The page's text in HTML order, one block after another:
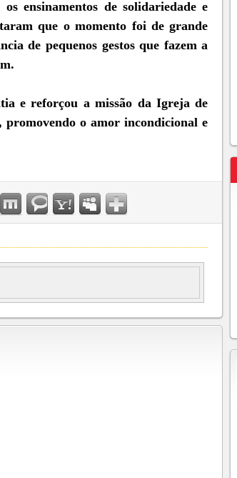
ensinamentos de solidariedade e
que o momento foi de grande
de pequenos gestos que fazem a
e reforçou a missão da Igreja de
promovendo o amor incondicional e